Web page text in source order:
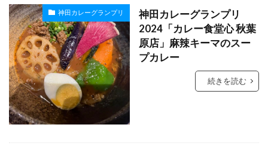
神田カレーグランプリ
神田カレーグランプリ
2024「カレー食堂心 秋葉
原店」麻辣キーマのスー
プカレー
続きを読む